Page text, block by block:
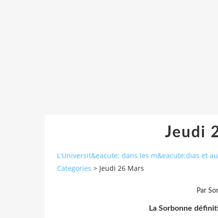
Jeudi
L'Universit&eacute; dans les m&eacute;dias et
Categories > Jeudi 26 Mars
Par
La Sorbonne